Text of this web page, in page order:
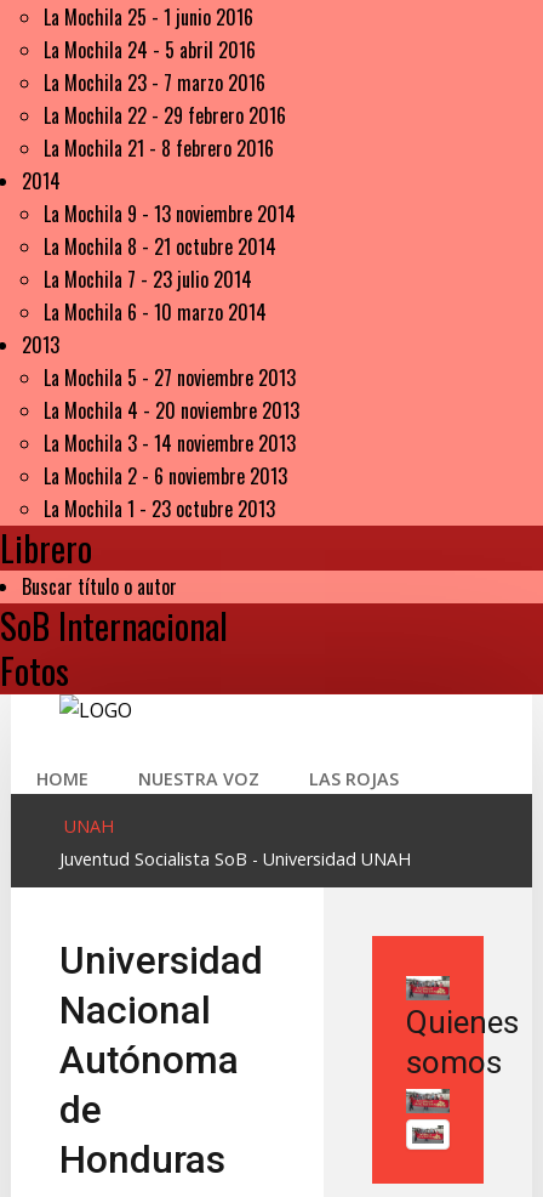
La Mochila 25 - 1 junio 2016
La Mochila 24 - 5 abril 2016
La Mochila 23 - 7 marzo 2016
La Mochila 22 - 29 febrero 2016
La Mochila 21 - 8 febrero 2016
2014
La Mochila 9 - 13 noviembre 2014
La Mochila 8 - 21 octubre 2014
La Mochila 7 - 23 julio 2014
La Mochila 6 - 10 marzo 2014
2013
La Mochila 5 - 27 noviembre 2013
La Mochila 4 - 20 noviembre 2013
La Mochila 3 - 14 noviembre 2013
La Mochila 2 - 6 noviembre 2013
La Mochila 1 - 23 octubre 2013
Librero
Buscar título o autor
SoB Internacional
Fotos
HOME NUESTRA VOZ LAS ROJAS
FOTOS
UNAH
Juventud Socialista SoB - Universidad UNAH
Universidad
Nacional
Autónoma
de
Honduras
Quienes
somos